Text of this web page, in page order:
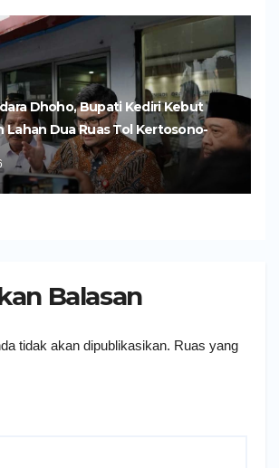
Dhoho, Bupati Kediri Kebut
Lahan Dua Ruas Tol Kertosono-
Balasan
tidak akan dipublikasikan. Ruas yang